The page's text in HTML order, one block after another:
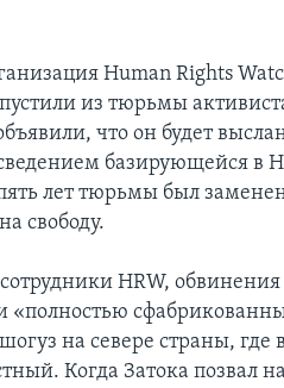
Human Rights
из тюрьмы
что он будет
базирующейся в
лет тюрьмы был
свободу.
HRW, обвинения
«полностью
на севере страны, где
Когда Затока